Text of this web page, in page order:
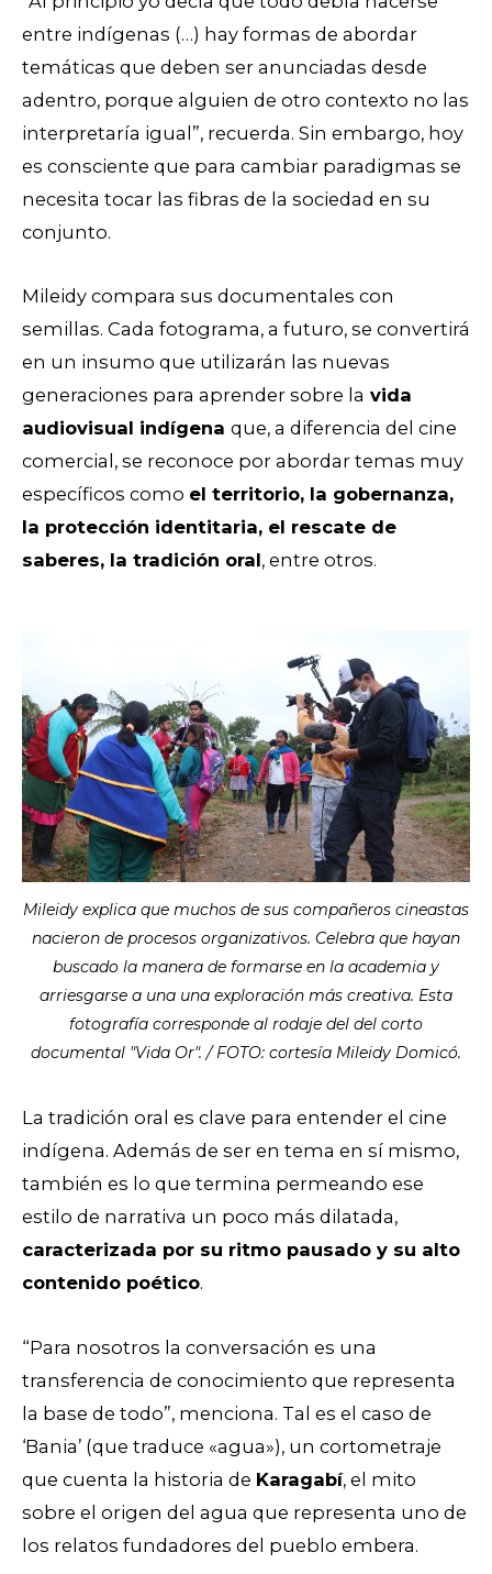
entre indígenas (…) hay formas de abordar
temáticas que deben ser anunciadas desde
adentro, porque alguien de otro contexto no las
interpretaría igual”, recuerda. Sin embargo, hoy
es consciente que para cambiar paradigmas se
necesita tocar las fibras de la sociedad en su
conjunto.
Mileidy compara sus documentales con
semillas. Cada fotograma, a futuro, se convertirá
en un insumo que utilizarán las nuevas
generaciones para aprender sobre la vida
audiovisual indígena que, a diferencia del cine
comercial, se reconoce por abordar temas muy
específicos como el territorio, la gobernanza,
la protección identitaria, el rescate de
saberes, la tradición oral, entre otros.
Mileidy explica que muchos de sus compañeros cineastas
nacieron de procesos organizativos. Celebra que hayan
buscado la manera de formarse en la academia y
arriesgarse a una una exploración más creativa. Esta
fotografía corresponde al rodaje del del corto
documental "Vida Or". / FOTO: cortesía Mileidy Domicó.
La tradición oral es clave para entender el cine
indígena. Además de ser en tema en sí mismo,
también es lo que termina permeando ese
estilo de narrativa un poco más dilatada,
caracterizada por su ritmo pausado y su alto
contenido poético.
“Para nosotros la conversación es una
transferencia de conocimiento que representa
la base de todo”, menciona. Tal es el caso de
‘Bania’ (que traduce «agua»), un cortometraje
que cuenta la historia de Karagabí, el mito
sobre el origen del agua que representa uno de
los relatos fundadores del pueblo embera.